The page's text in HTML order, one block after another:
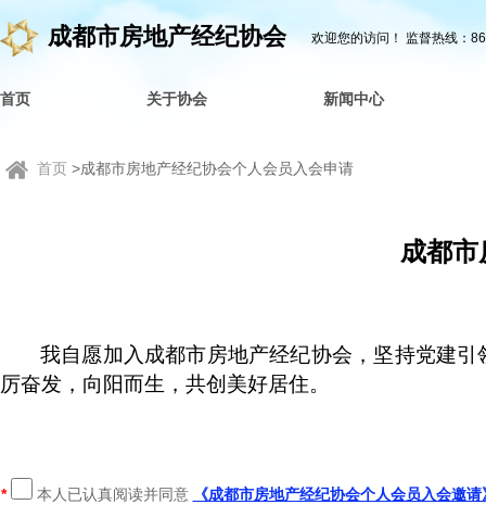
成都市房地产经纪协会 欢迎您的访问！ 监督热线：
首页 关于协会 新闻中心
首页 >成都市房地产经纪协会个人会员入会申请
成都
我自愿加入成都市房地产经纪协会，坚持党建
厉奋发，向阳而生，共创美好居住。
* 本人已认真阅读并同意 《成都市房地产经纪协会个人会员入会邀请